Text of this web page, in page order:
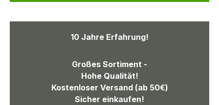
10 Jahre Erfahrung!
Großes Sortiment -
Hohe Qualität!
Kostenloser Versand (ab 50€)
Sicher einkaufen!